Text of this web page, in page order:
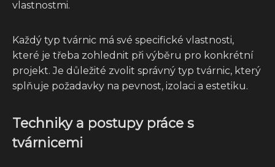
vlastnostmi.
Každý typ tvárnic má své specifické vlastnosti,
které je třeba zohlednit při výběru pro konkrétní
projekt. Je důležité zvolit správný typ tvárnic, který
splňuje požadavky na pevnost, izolaci a estetiku.
Techniky a postupy práce s
tvárnicemi